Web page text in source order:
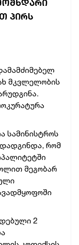
ᲞᲘᲠᲡ
მკვლელობის
სამინისტროს
დადგინდა, რომ
მეგობარ
2